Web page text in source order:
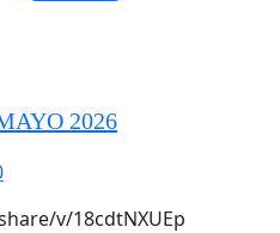
2026
v/18cdtNXUEp